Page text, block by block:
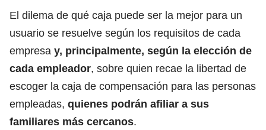
El dilema de qué caja puede ser la mejor para un
usuario se resuelve según los requisitos de cada
empresa y, principalmente, según la elección de
cada empleador, sobre quien recae la libertad de
escoger la caja de compensación para las personas
empleadas, quienes podrán afiliar a sus
familiares más cercanos.